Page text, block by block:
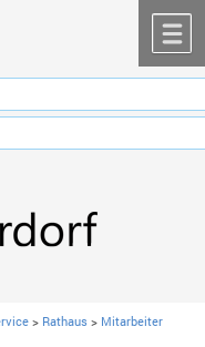
> Rathaus > Mitarbeiter